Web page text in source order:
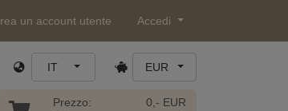
un account utente Accedi
IT EUR
Prezzo:
0,- EUR